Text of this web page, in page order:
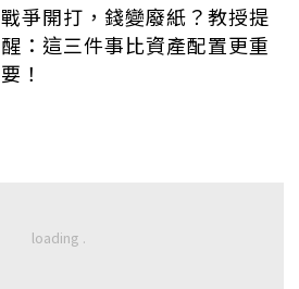
戰爭開打，錢變廢紙？教授提
醒：這三件事比資產配置更重
要！